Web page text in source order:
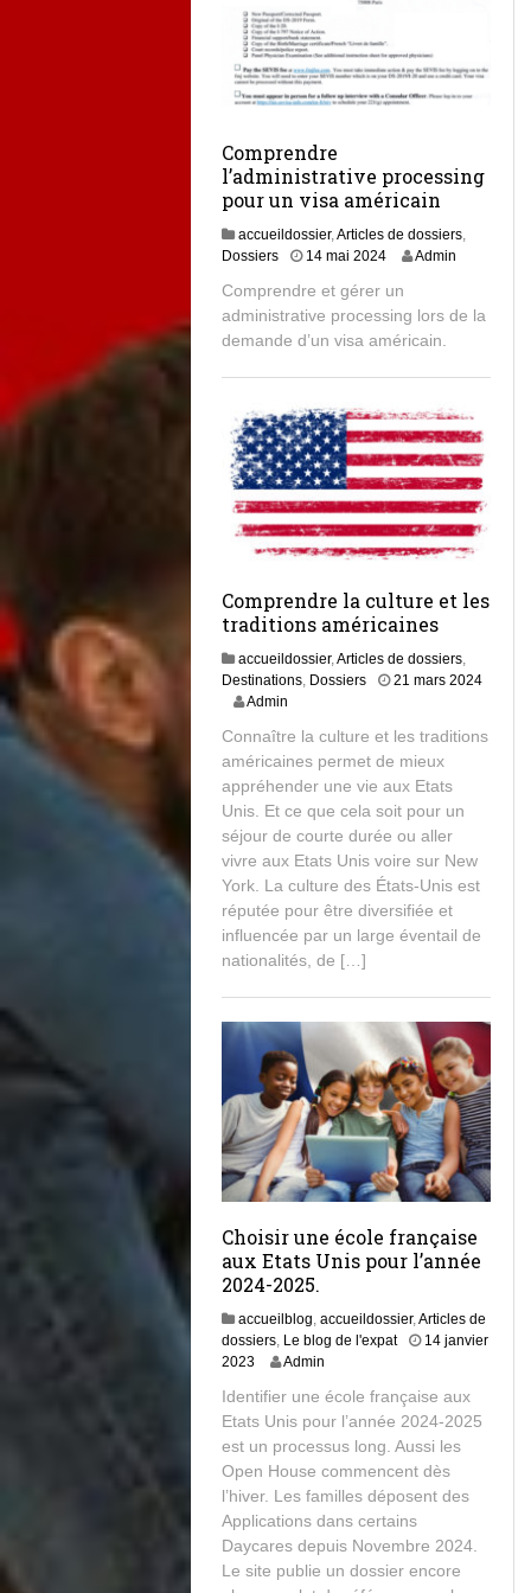
Comprendre
l’administrative processing
pour un visa américain
accueildossier,Articles de dossiers,
Dossiers
14 mai 20241
m
a
i
0
Admin
Comprendre et gérer un
administrative processing lors de la
demande d’un visa américain.
Comprendre la culture et les
traditions américaines
accueildossier,Articles de dossiers,
Destinations, Dossiers
21 mars 2024
m
a
r
s
2
4
Admin
Connaître la culture et les traditions
américaines permet de mieux
appréhender une vie aux Etats
Unis. Et ce que cela soit pour un
séjour de courte durée ou aller
vivre aux Etats Unis voire sur New
York. La culture des États-Unis est
réputée pour être diversifiée et
influencée par un large éventail de
nationalités, de […]
Choisir une école française
aux Etats Unis pour l’année
2024-2025.
accueilblog, accueildossier,Articles de
dossiers, Le blog de l'expat
14 janvier
20236
a
n
v
i
2
0
2
Admin
Identifier une école française aux
Etats Unis pour l’année 2024-2025
est un processus long. Aussi les
Open House commencent dès
l’hiver. Les familles déposent des
Applications dans certains
Daycares depuis Novembre 2024.
Le site publie un dossier encore